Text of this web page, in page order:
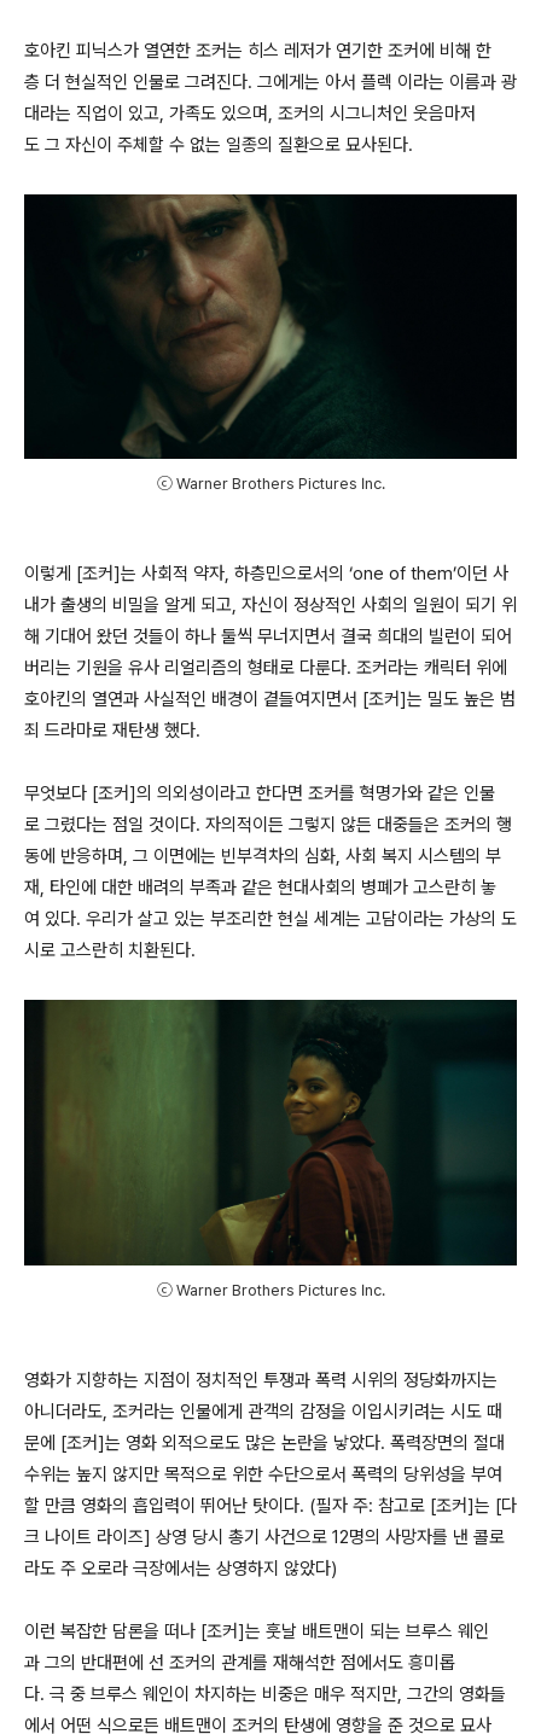
호아킨 피닉스가 열연한 조커는 히스 레저가 연기한 조커에 비해 한
층 더 현실적인 인물로 그려진다. 그에게는 아서 플렉 이라는 이름과 광
대라는 직업이 있고, 가족도 있으며, 조커의 시그니처인 웃음마저
도 그 자신이 주체할 수 없는 일종의 질환으로 묘사된다.
ⓒ Warner Brothers Pictures Inc.
이렇게 [조커]는 사회적 약자, 하층민으로서의 ‘one of them’이던 사
내가 출생의 비밀을 알게 되고, 자신이 정상적인 사회의 일원이 되기 위
해 기대어 왔던 것들이 하나 둘씩 무너지면서 결국 희대의 빌런이 되어
버리는 기원을 유사 리얼리즘의 형태로 다룬다. 조커라는 캐릭터 위에
호아킨의 열연과 사실적인 배경이 곁들여지면서 [조커]는 밀도 높은 범
죄 드라마로 재탄생 했다.
무엇보다 [조커]의 의외성이라고 한다면 조커를 혁명가와 같은 인물
로 그렸다는 점일 것이다. 자의적이든 그렇지 않든 대중들은 조커의 행
동에 반응하며, 그 이면에는 빈부격차의 심화, 사회 복지 시스템의 부
재, 타인에 대한 배려의 부족과 같은 현대사회의 병폐가 고스란히 놓
여 있다. 우리가 살고 있는 부조리한 현실 세계는 고담이라는 가상의 도
시로 고스란히 치환된다.
ⓒ Warner Brothers Pictures Inc.
영화가 지향하는 지점이 정치적인 투쟁과 폭력 시위의 정당화까지는
아니더라도, 조커라는 인물에게 관객의 감정을 이입시키려는 시도 때
문에 [조커]는 영화 외적으로도 많은 논란을 낳았다. 폭력장면의 절대
수위는 높지 않지만 목적으로 위한 수단으로서 폭력의 당위성을 부여
할 만큼 영화의 흡입력이 뛰어난 탓이다. (필자 주: 참고로 [조커]는 [다
크 나이트 라이즈] 상영 당시 총기 사건으로 12명의 사망자를 낸 콜로
라도 주 오로라 극장에서는 상영하지 않았다)
이런 복잡한 담론을 떠나 [조커]는 훗날 배트맨이 되는 브루스 웨인
과 그의 반대편에 선 조커의 관계를 재해석한 점에서도 흥미롭
다. 극 중 브루스 웨인이 차지하는 비중은 매우 적지만, 그간의 영화들
에서 어떤 식으로든 배트맨이 조커의 탄생에 영향을 준 것으로 묘사